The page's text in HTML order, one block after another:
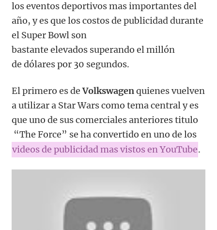
los eventos deportivos mas importantes del
año, y es que los costos de publicidad durante
el Super Bowl son
bastante elevados superando el millón
de dólares por 30 segundos.
El primero es deVolkswagenquienes vuelven
a utilizar a Star Wars como tema central y es
que uno de sus comerciales anteriores titulo
“The Force” se ha convertido en uno de los
videos de publicidad mas vistos en YouTube.